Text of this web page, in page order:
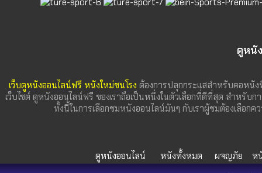
ดูหนั
เว็บดูหนังออนไลน์ฟรี หนังใหม่ชนโรง ต้องการปลุกกระแสสำหรับคอหนั
เว็บไซต์ ดูหนังออนไลน์ฟรี ของเราถือเป็นหนึ่งในตัวเลือกที่ดีที่สุด สำหรับ
ทั้งนี้ในการเลือกชมหนังออนไลน์มันๆ กับเราผู้ชมต้องเลือก
ดูหนังออนไลน์ หนังทั้งหมด ผจญภัย ห